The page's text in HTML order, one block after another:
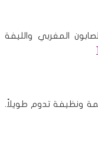
المغربي والليفة
ونظيفة تدوم طويلاً.